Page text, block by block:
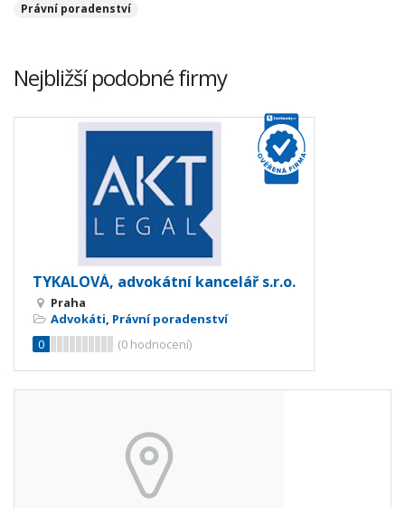
Právní poradenství
Nejbližší podobné firmy
TYKALOVÁ, advokátní kancelář s.r.o.
Praha
Advokáti, Právní poradenství
0
(0 hodnocení)